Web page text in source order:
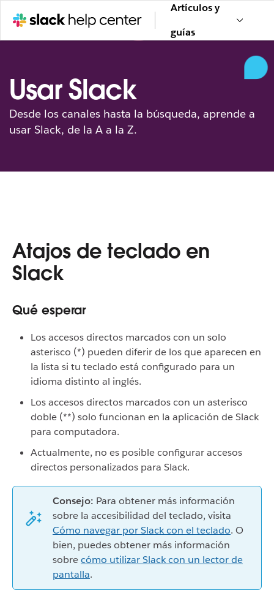
Artículos y
guías
Usar Slack
Desde los canales hasta la búsqueda, aprende a
usar Slack, de la A a la Z.
Atajos de teclado en
Slack
Qué esperar
Los accesos directos marcados con un solo
asterisco (*) pueden diferir de los que aparecen en
la lista si tu teclado está configurado para un
idioma distinto al inglés.
Los accesos directos marcados con un asterisco
doble (**) solo funcionan en la aplicación de Slack
para computadora.
Actualmente, no es posible configurar accesos
directos personalizados para Slack.
Consejo: Para obtener más información
sobre la accesibilidad del teclado, visita
Cómo navegar por Slack con el teclado. O
bien, puedes obtener más información
sobrecómo utilizar Slack con un lector de
pantalla.